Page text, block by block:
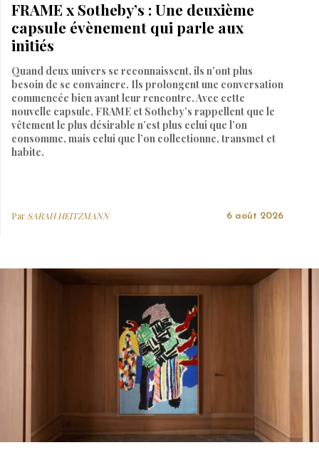
FRAME x Sotheby’s : Une deuxième
capsule évènement qui parle aux
initiés
Quand deux univers se reconnaissent, ils n’ont plus
besoin de se convaincre. Ils prolongent une conversation
commencée bien avant leur rencontre. Avec cette
nouvelle capsule, FRAME et Sotheby’s rappellent que le
vêtement le plus désirable n’est plus celui que l’on
consomme, mais celui que l’on collectionne, transmet et
habite.
Par SARAH HEITZMANN 6 août 2026